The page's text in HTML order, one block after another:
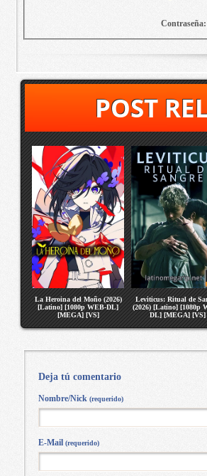
Contraseña:
POST
La Heroina del Moño (2026)
[Latino] [1080p WEB-DL]
[MEGA] [VS]
Leviticus: Ritual de
(2026) [Latino] [1080p
DL] [MEGA] [VS]
Deja tú comentario
Nombre/Nick (requerido)
E-Mail (requerido)